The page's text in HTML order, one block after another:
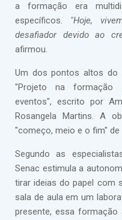
a formação era
específicos. "Hoje,
desafiador devido ao
afirmou.
Um dos pontos altos do
"Projeto na formação
eventos", escrito por
Rosangela Martins. A
"começo, meio e o fim" de
Segundo as
Senac estimula a
tirar ideias do papel com
sala de aula em um
presente, essa formação